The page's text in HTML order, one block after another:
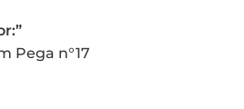
Pega n°17